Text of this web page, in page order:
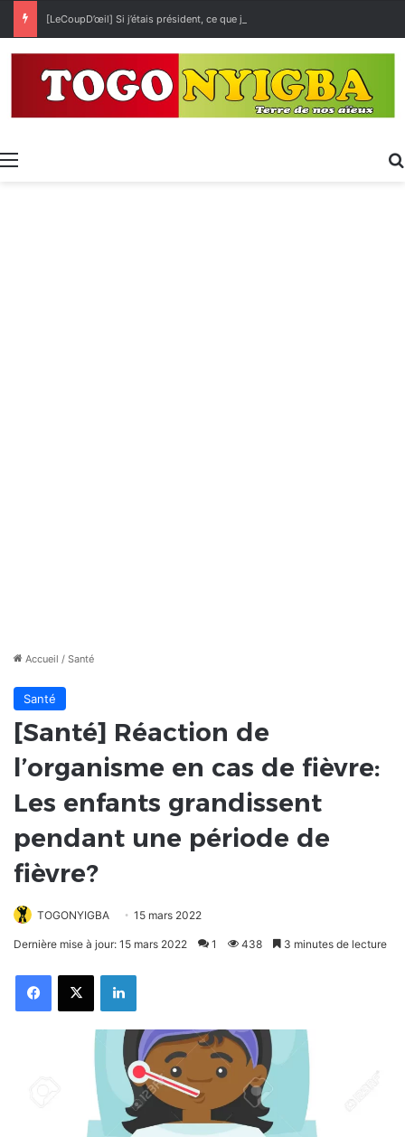
[LeCoupD’œil] Si j’étais président, ce que je ferai des « Évalas »
Menu
Accueil / Santé
Santé
[Santé] Réaction de
l’organisme en cas de fièvre:
Les enfants grandissent
pendant une période de
fièvre?
TOGONYIGBA 15 mars 2022
Dernière mise à jour: 15 mars 2022 1 438 3 minutes de lecture
FacebookX Linkedin